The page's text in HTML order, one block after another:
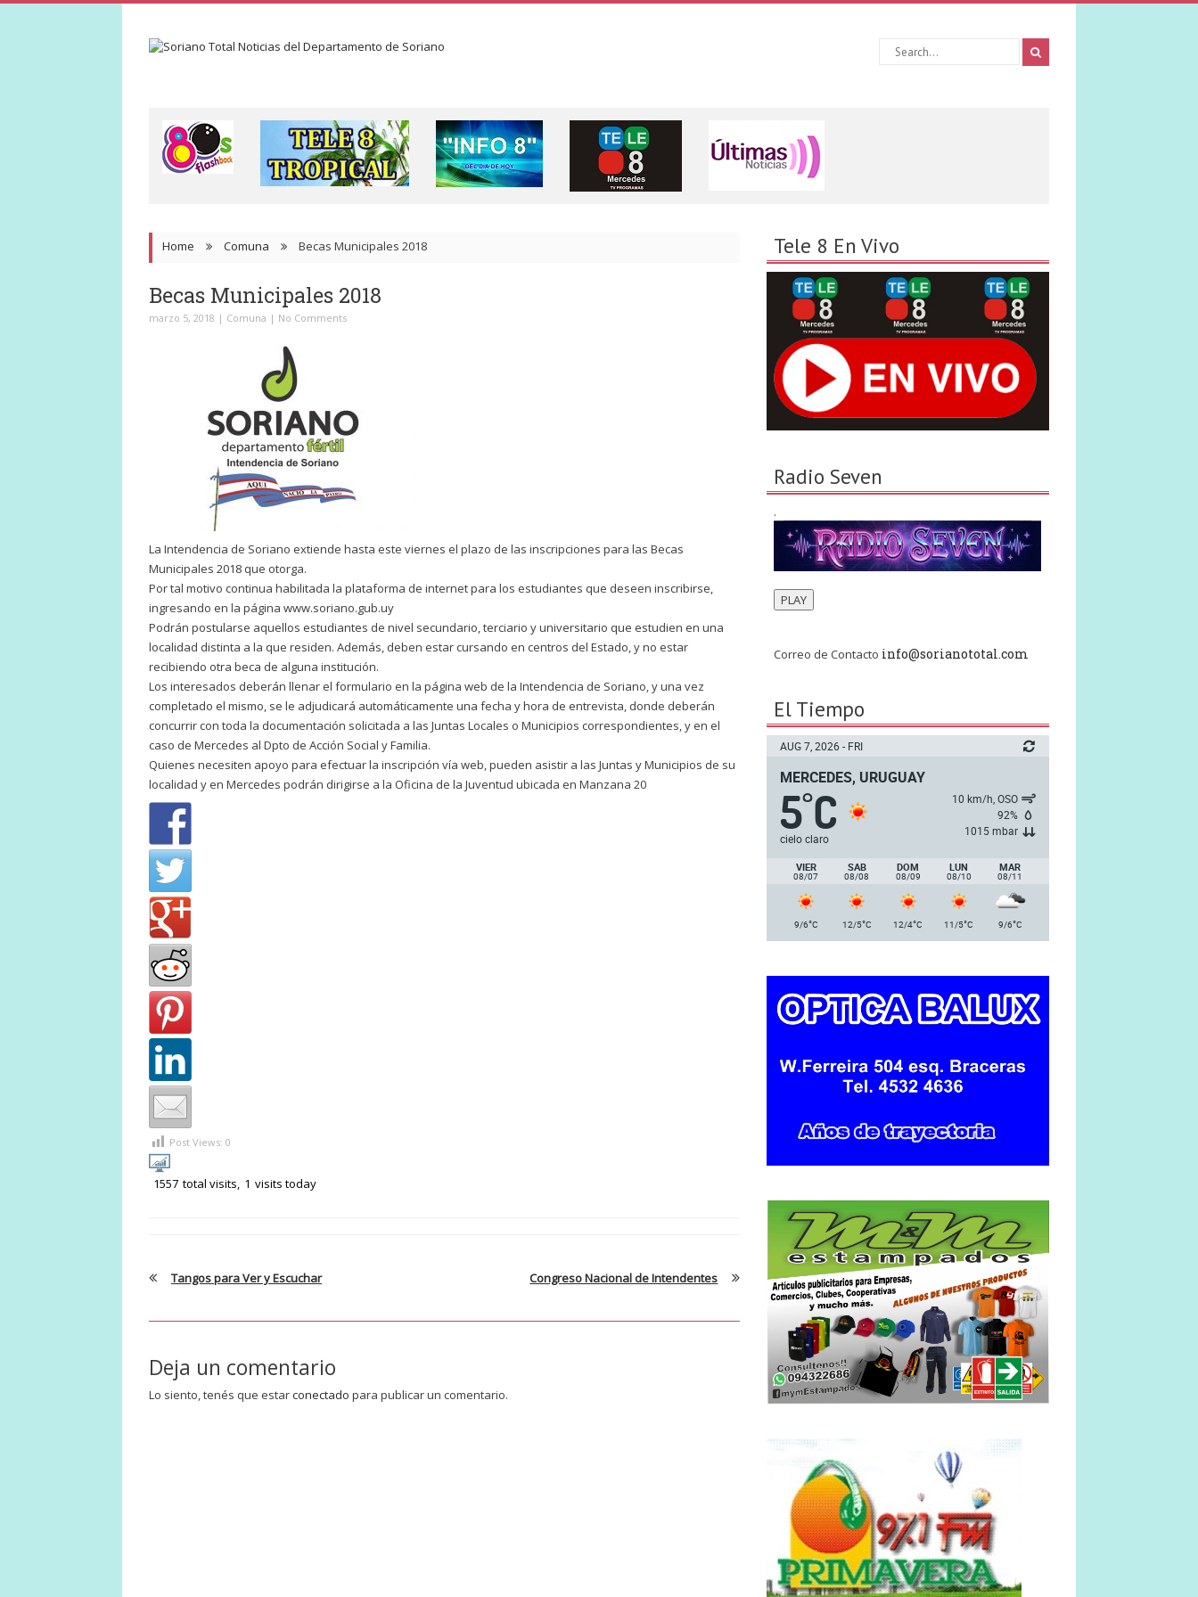
Tele 8 En Vivo
Radio Seven
.
PLAY
Correo de Contacto info@sorianototal.com
El Tiempo
AUG 7, 2026 - FRI
MERCEDES, URUGUAY
5°C
cielo claro
10 km/h, OSO
92%
1015 mbar
VIER
08/07
SAB
08/08
DOM
08/09
LUN
08/10
MAR
08/11
9/6°C 12/5°C 12/4°C 11/5°C 9/6°C
Home Comuna Becas Municipales 2018
Becas Municipales 2018
marzo 5, 2018 | Comuna | No Comments
La Intendencia de Soriano extiende hasta este viernes el plazo de las inscripciones para las Becas
Municipales 2018 que otorga.
Por tal motivo continua habilitada la plataforma de internet para los estudiantes que deseen inscribirse,
ingresando en la página www.soriano.gub.uy
Podrán postularse aquellos estudiantes de nivel secundario, terciario y universitario que estudien en una
localidad distinta a la que residen. Además, deben estar cursando en centros del Estado, y no estar
recibiendo otra beca de alguna institución.
Los interesados deberán llenar el formulario en la página web de la Intendencia de Soriano, y una vez
completado el mismo, se le adjudicará automáticamente una fecha y hora de entrevista, donde deberán
concurrir con toda la documentación solicitada a las Juntas Locales o Municipios correspondientes, y en el
caso de Mercedes al Dpto de Acción Social y Familia.
Quienes necesiten apoyo para efectuar la inscripción vía web, pueden asistir a las Juntas y Municipios de su
localidad y en Mercedes podrán dirigirse a la Oficina de la Juventud ubicada en Manzana 20
Post Views: 0
1557 total visits, 1 visits today
Tangos para Ver y Escuchar Congreso Nacional de Intendentes
Deja un comentario
Lo siento, tenés que estarconectado para publicar un comentario.